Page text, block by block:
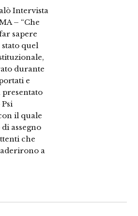
Intervista
– “Che
sapere
quel
durante
e
il quale
assegno
che
a